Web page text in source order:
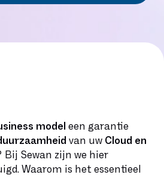
model een garantie
van uw Cloud en
Bij Sewan zijn we hier
Waarom is het essentieel